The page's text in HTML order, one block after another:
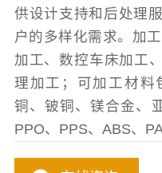
供设计支持和后处理
户的多样化需求。加
加工、数控车床加工
理加工；可加工材料
铜、铍铜、镁合金、
PPO、PPS、ABS、